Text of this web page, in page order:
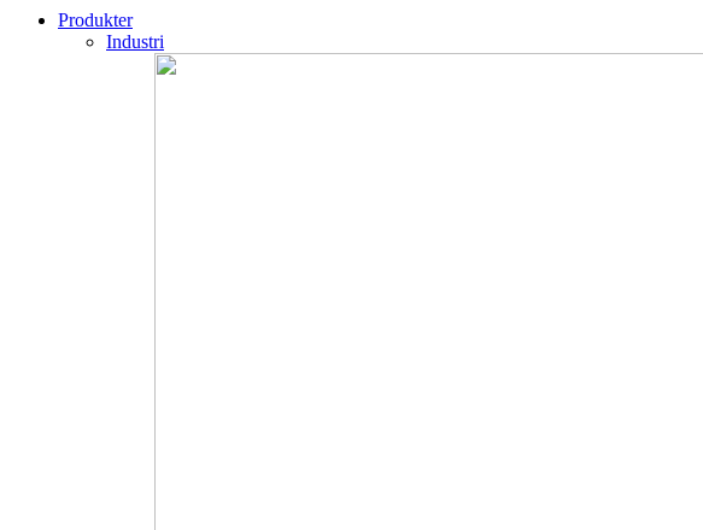
Produkter
Industri